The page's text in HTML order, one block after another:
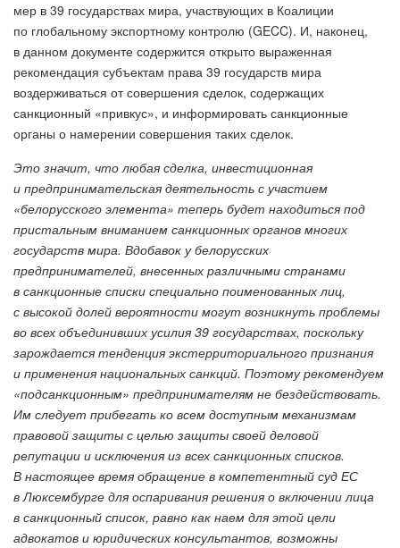
мер в 39 государствах мира, участвующих в Коалиции
по глобальному экспортному контролю (GECC). И, наконец,
в данном документе содержится открыто выраженная
рекомендация субъектам права 39 государств мира
воздерживаться от совершения сделок, содержащих
санкционный «привкус», и информировать санкционные
органы о намерении совершения таких сделок.
Это значит, что любая сделка, инвестиционная
и предпринимательская деятельность с участием
«белорусского элемента» теперь будет находиться под
пристальным вниманием санкционных органов многих
государств мира. Вдобавок у белорусских
предпринимателей, внесенных различными странами
в санкционные списки специально поименованных лиц,
с высокой долей вероятности могут возникнуть проблемы
во всех объединивших усилия 39 государствах, поскольку
зарождается тенденция экстерриториального признания
и применения национальных санкций. Поэтому рекомендуем
«подсанкционным» предпринимателям не бездействовать.
Им следует прибегать ко всем доступным механизмам
правовой защиты с целью защиты своей деловой
репутации и исключения из всех санкционных списков.
В настоящее время обращение в компетентный суд ЕС
в Люксембурге для оспаривания решения о включении лица
в санкционный список, равно как наем для этой цели
адвокатов и юридических консультантов, возможны